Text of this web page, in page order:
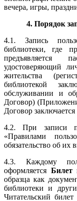
вечера, игры,
4. Порядок
4.1. Запись
библиотеки, где
предъявляется
удостоверяющий
жительства
библиотекой
обслуживании и
Договор)
Договор
4.2. При записи
«Правилами
обязательство об
4.3. Каждому
оформляется Билет
образца как
библиотеки и
Читательский